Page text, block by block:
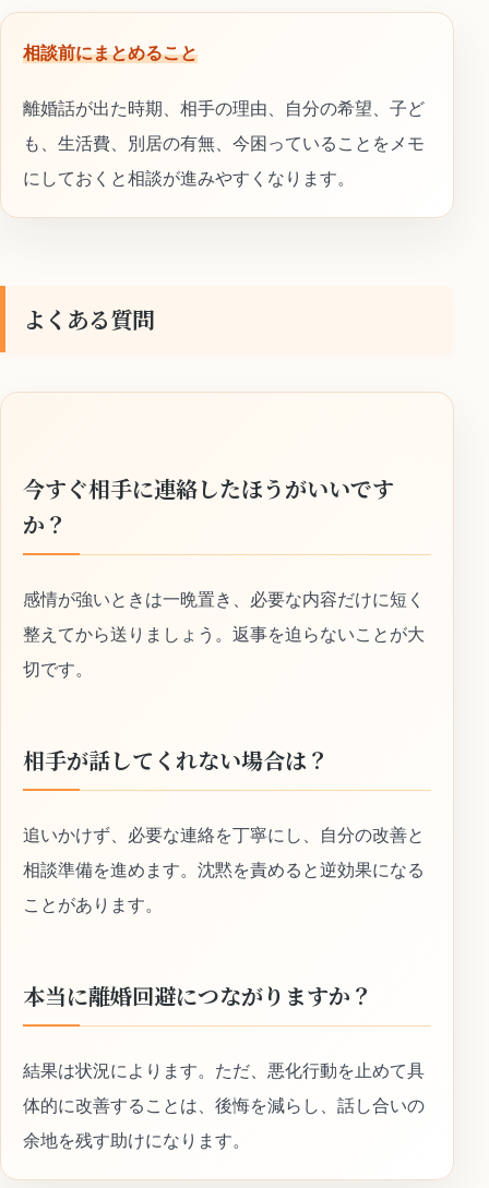
相談前にまとめること
離婚話が出た時期、相手の理由、自分の希望、子ど
も、生活費、別居の有無、今困っていることをメモ
にしておくと相談が進みやすくなります。
よくある質問
今すぐ相手に連絡したほうがいいです
か？
感情が強いときは一晩置き、必要な内容だけに短く
整えてから送りましょう。返事を迫らないことが大
切です。
相手が話してくれない場合は？
追いかけず、必要な連絡を丁寧にし、自分の改善と
相談準備を進めます。沈黙を責めると逆効果になる
ことがあります。
本当に離婚回避につながりますか？
結果は状況によります。ただ、悪化行動を止めて具
体的に改善することは、後悔を減らし、話し合いの
余地を残す助けになります。